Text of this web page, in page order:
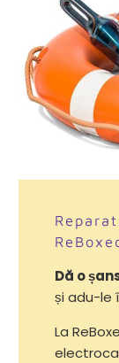
Dă o
și adu-le
La